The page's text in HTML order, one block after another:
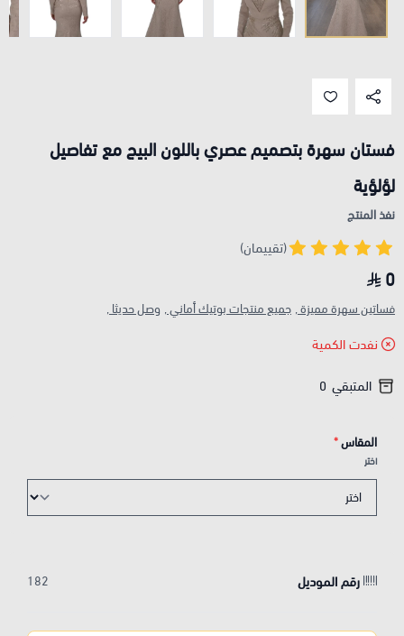
فستان سهرة بتصميم عصري باللون البيج مع تفاصيل
لؤلؤية
نفذ المنتج
(تقييمان)
0
فساتين سهرة مميزة , جميع منتجات بوتيك أماني , وصل حديثا ,
نفدت الكمية
المتبقي 0
المقاس*
اختر
رقم الموديل 182